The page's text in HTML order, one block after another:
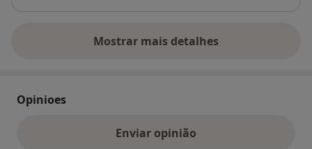
Mostrar mais detalhes
sobre o endereço
Opinioes
Enviar opinião